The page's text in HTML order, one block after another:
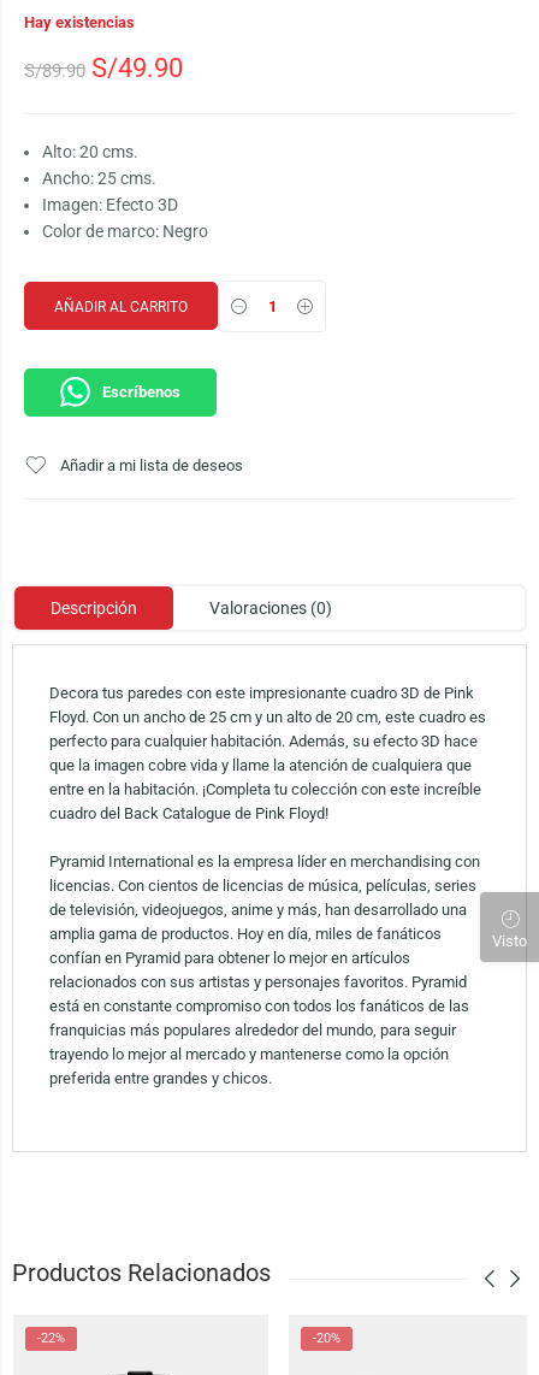
Hay existencias
S/89.90 S/49.90
Alto: 20 cms.
Ancho: 25 cms.
Imagen: Efecto 3D
Color de marco: Negro
AÑADIR AL CARRITO
Escríbenos
Añadir a mi lista de deseos
Descripción Valoraciones (0)
Decora tus paredes con este impresionante cuadro 3D de Pink
Floyd. Con un ancho de 25 cm y un alto de 20 cm, este cuadro es
perfecto para cualquier habitación. Además, su efecto 3D hace
que la imagen cobre vida y llame la atención de cualquiera que
entre en la habitación. ¡Completa tu colección con este increíble
cuadro del Back Catalogue de Pink Floyd!
Pyramid International es la empresa líder en merchandising con
licencias. Con cientos de licencias de música, películas, series
de televisión, videojuegos, anime y más, han desarrollado una
amplia gama de productos. Hoy en día, miles de fanáticos
confían en Pyramid para obtener lo mejor en artículos
relacionados con sus artistas y personajes favoritos. Pyramid
está en constante compromiso con todos los fanáticos de las
franquicias más populares alrededor del mundo, para seguir
trayendo lo mejor al mercado y mantenerse como la opción
preferida entre grandes y chicos.
Productos Relacionados
-22% -20%
Visto